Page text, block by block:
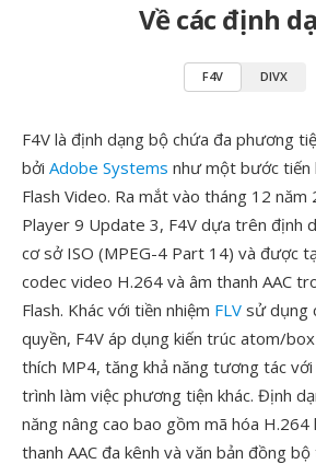
Về các định
F4V DIVX
F4V là định dạng bộ chứa đa phương
bởi Adobe Systems như một bước tiến
Flash Video. Ra mắt vào tháng 12 năm
Player 9 Update 3, F4V dựa trên định
cơ sở ISO (MPEG-4 Part 14) và được
codec video H.264 và âm thanh AAC
Flash. Khác với tiền nhiệm FLV sử dụng
quyền, F4V áp dụng kiến trúc atom/
thích MP4, tăng khả năng tương tác
trình làm việc phương tiện khác. Định
năng nâng cao bao gồm mã hóa
thanh AAC đa kênh và văn bản đồng